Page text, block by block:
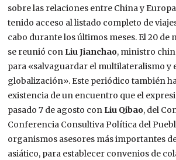
sobre las relaciones entre China y
tenido acceso al listado completo de
cabo durante los últimos meses. El 20 de
se reunió con Liu Jianchao, ministro
para «salvaguardar el multilateralismo y
globalización». Este periódico también
existencia de un encuentro que el
pasado 7 de agosto con Liu Qibao, del
Conferencia Consultiva Política del
organismos asesores más importantes
asiático, para establecer convenios de